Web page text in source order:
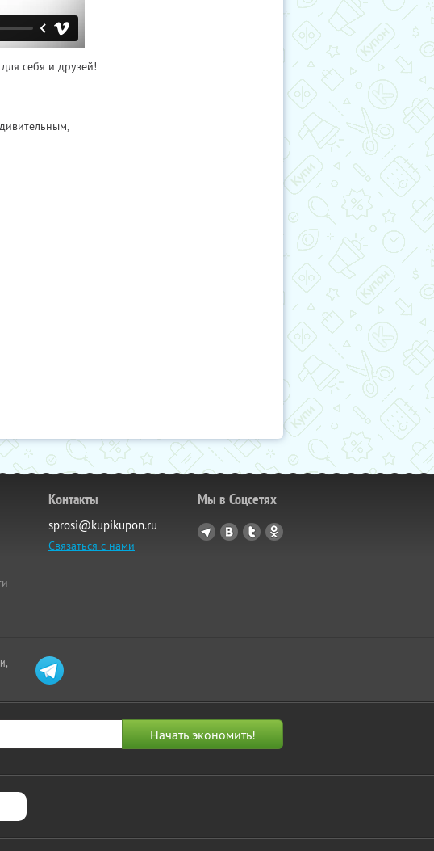
себя и друзей!
Контакты
sprosi@kupikupon.ru
Связаться с нами
Мы в Соцсетях